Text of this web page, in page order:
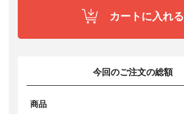
カートに入れる
今回のご注文の総額
商品